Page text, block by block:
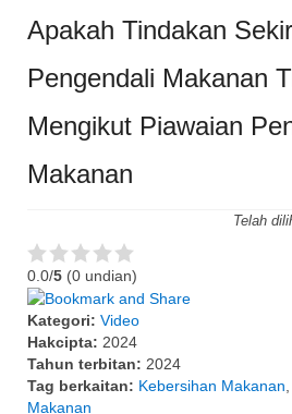
Apakah Tindakan
Pengendali Makanan
Mengikut Piawaian
Makanan
Telah
0.0/5 (0 undian)
Kategori: Video
Hakcipta: 2024
Tahun terbitan: 2024
Tag berkaitan: Kebersihan Makanan,
Makanan